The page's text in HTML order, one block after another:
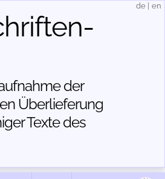
der
Über­lieferung
Texte des
de en